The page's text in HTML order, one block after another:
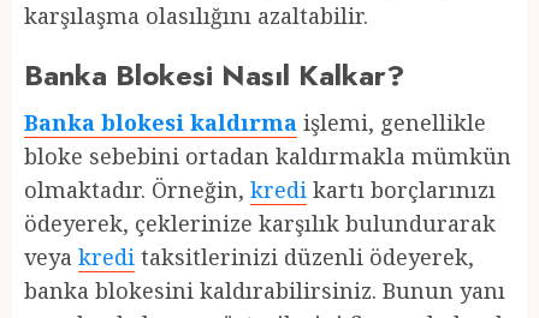
karşılaşma olasılığını azaltabilir.
Banka Blokesi Nasıl Kalkar?
Banka blokesi kaldırma işlemi, genellikle
bloke sebebini ortadan kaldırmakla mümkün
olmaktadır. Örneğin, kredi kartı borçlarınızı
ödeyerek, çeklerinize karşılık bulundurarak
veya kredi taksitlerinizi düzenli ödeyerek,
banka blokesini kaldırabilirsiniz. Bunun yanı